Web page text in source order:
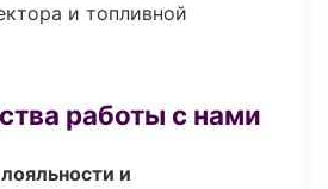
и топливной
работы с нами
и